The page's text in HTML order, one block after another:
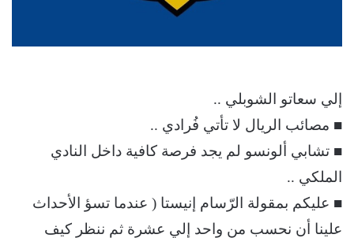
إلي سعاتو الشوبلي ..
■ مصائب الريال لا تأتي فُرادي ..
■ تشابي ألونسو لم يجد فرصة كافية داخل النادي
الملكي ..
■ عليكم بمقولة الرّسام إنيستا ( عندما تسؤ الأحداث
علينا أن نحسب من واحد إلي عشرة ثم ننظر كيف